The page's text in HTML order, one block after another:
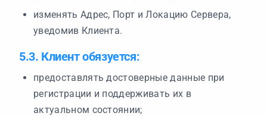
изменять Адрес, Порт и Локацию Сервера,
уведомив Клиента.
5.3. Клиент обязуется:
предоставлять достоверные данные при
регистрации и поддерживать их в
актуальном состоянии;